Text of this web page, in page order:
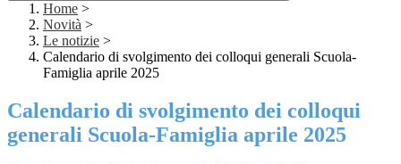
Home >
Novità >
Le notizie >
Calendario di svolgimento dei colloqui generali Scuola-
Famiglia aprile 2025
Calendario di svolgimento dei colloqui
generali Scuola-Famiglia aprile 2025